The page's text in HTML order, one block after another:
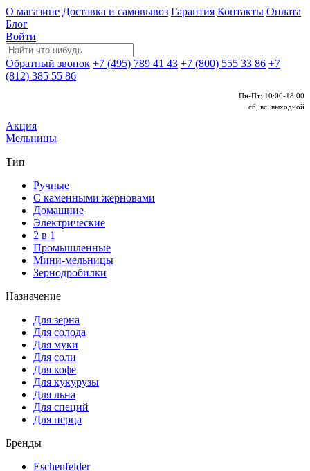
О магазине Доставка и самовывоз Гарантия Контакты Оплата
Блог
Войти
Обратный звонок +7 (495) 789 41 43 +7 (800) 555 33 86 +7
(812) 385 55 86
Пн-Пт: 10:00-18:00
сб, вс: выходной
Акция
Мельницы
Тип
Ручные
С каменными жерновами
Домашние
Электрические
2 в 1
Промышленные
Мини-мельницы
Зернодробилки
Назначение
Для зерна
Для солода
Для муки
Для соли
Для кофе
Для кукурузы
Для льна
Для специй
Для перца
Бренды
Eschenfelder